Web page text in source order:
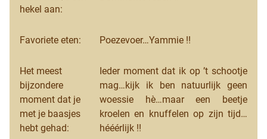
hekel aan:
Favoriete eten: Poezevoer…Yammie !!
Het meest
bijzondere
moment dat je
met je baasjes
hebt gehad:
Ieder moment dat ik op ’t schootje
mag…kijk ik ben natuurlijk geen
woessie hè…maar een beetje
kroelen en knuffelen op zijn tijd…
hééérlijk !!